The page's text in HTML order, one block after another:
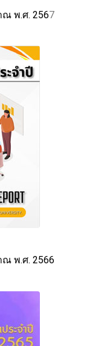
ณ พ.ศ. 2567
ณ พ.ศ. 2566